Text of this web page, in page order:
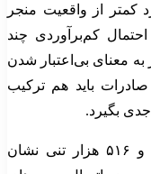
کمتر از واقعیت منجر
کم‌برآوردی چند
معنای بی‌اعتبار شدن
باید هم ترکیب
بگیرد.
در کنار تجارت کالا، ترانزیت ۲۰ میلیون و ۵۱۶ هزار تنی نشان